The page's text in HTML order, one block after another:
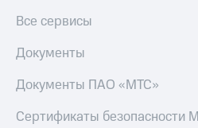
Все сервисы
Документы
Документы ПАО «МТС»
Сертификаты безопасности